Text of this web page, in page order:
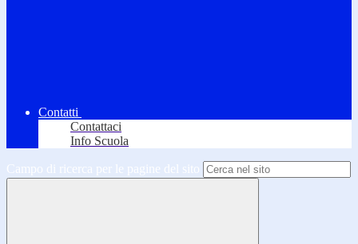
Contatti
Contattaci
Info Scuola
Campo di ricerca per le pagine del sito